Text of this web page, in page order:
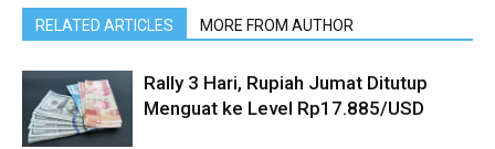
RELATED ARTICLES MORE FROM AUTHOR
Rally 3 Hari, Rupiah Jumat Ditutup
Menguat ke Level Rp17.885/USD